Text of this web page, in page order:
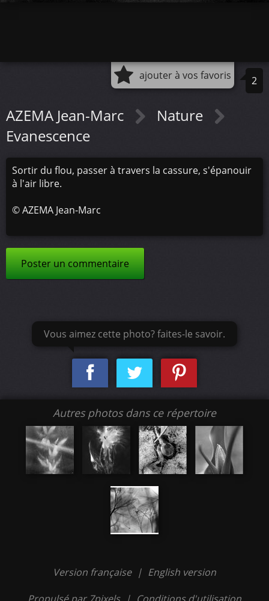
ajouter à vos favoris 2
AZEMA Jean-Marc
Nature
Evanescence
Sortir du flou, passer à travers la cassure, s'épanouir
à l'air libre.
©AZEMA Jean-Marc
Poster un commentaire
Vous aimez cette photo? faites-le savoir.
Autres photos dans ce répertoire
Version française | English version
Propulsé par 7pixels | Conditions d'utilisation